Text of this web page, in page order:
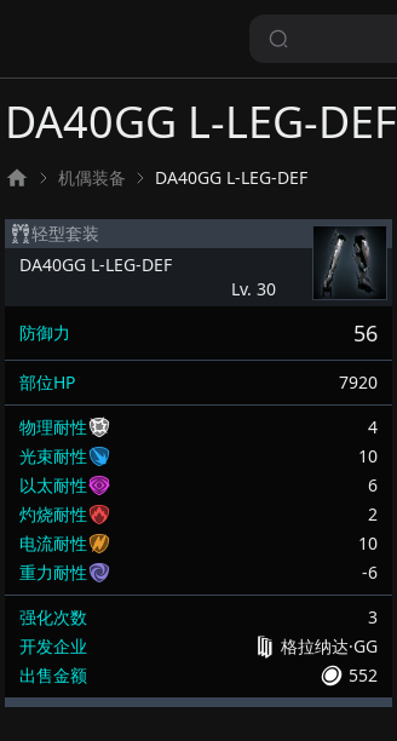
DA40GG L-LEG-DEF
机偶装备
DA40GG L-LEG-DEF
轻型套装
DA40GG L-LEG-DEF
Lv. 30
防御力
56
部位HP
7920
物理耐性
4
光束耐性
10
以太耐性
6
灼烧耐性
2
电流耐性
10
重力耐性
-6
强化次数
3
开发企业
格拉纳达·GG
出售金额
552